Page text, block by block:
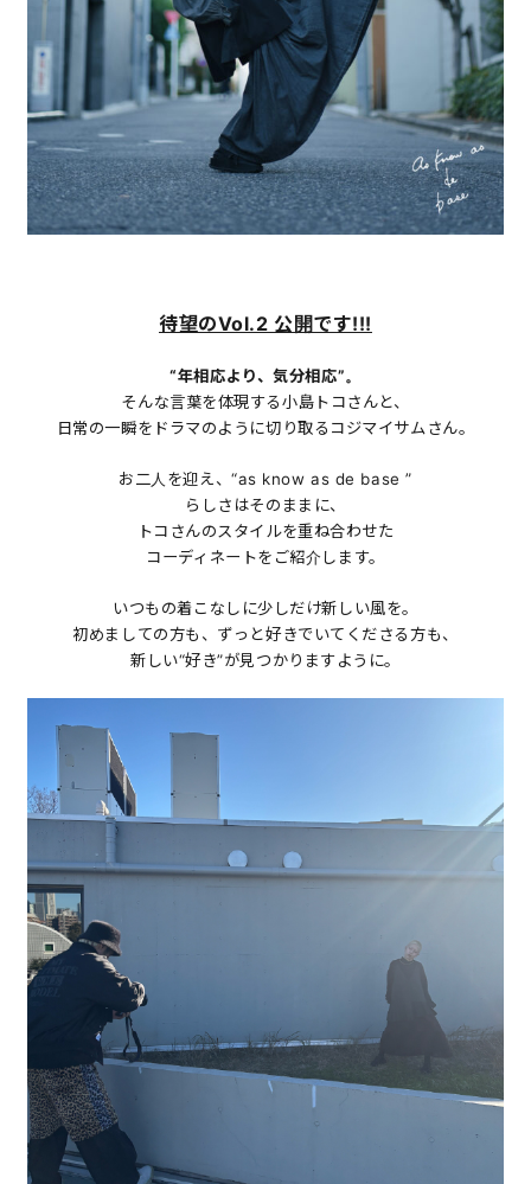
待望のVol.2 公開です!!!
“年相応より、気分相応”。
そんな言葉を体現する小島トコさんと、
日常の一瞬をドラマのように切り取るコジマイサムさん。
お二人を迎え、“as know as de base ”
らしさはそのままに、
トコさんのスタイルを重ね合わせた
コーディネートをご紹介します。
いつもの着こなしに少しだけ新しい風を。
初めましての方も、ずっと好きでいてくださる方も、
新しい“好き”が見つかりますように。